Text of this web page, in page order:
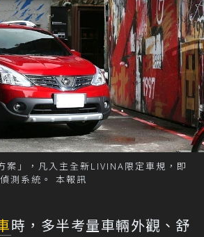
案」，凡入主全新LIVINA限定車規，即
測系統。 本報訊
時，多半考量車輛外觀、舒